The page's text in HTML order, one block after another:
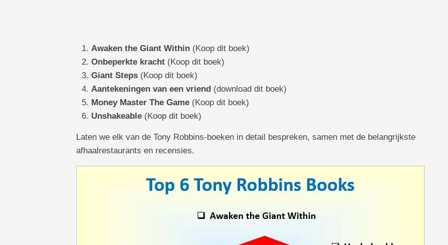
Awaken the Giant Within(Koop dit boek)
Onbeperkte kracht(Koop dit boek)
Giant Steps(Koop dit boek)
Aantekeningen van een vriend (download dit boek)
Money Master The Game(Koop dit boek)
Unshakeable(Koop dit boek)
Laten we elk van de Tony Robbins-boeken in detail bespreken, samen met de belangrijkste
afhaalrestaurants en recensies.